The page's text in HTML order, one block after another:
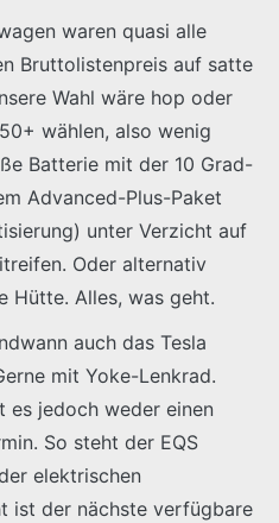
waren quasi alle
Bruttolistenpreis auf satte
Wahl wäre hop oder
wählen, also wenig
Batterie mit der 10 Grad-
Advanced-Plus-Paket
unter Verzicht auf
Oder alternativ
Hütte. Alles, was geht.
auch das Tesla
mit Yoke-Lenkrad.
es jedoch weder einen
So steht der EQS
elektrischen
ist der nächste verfügbare